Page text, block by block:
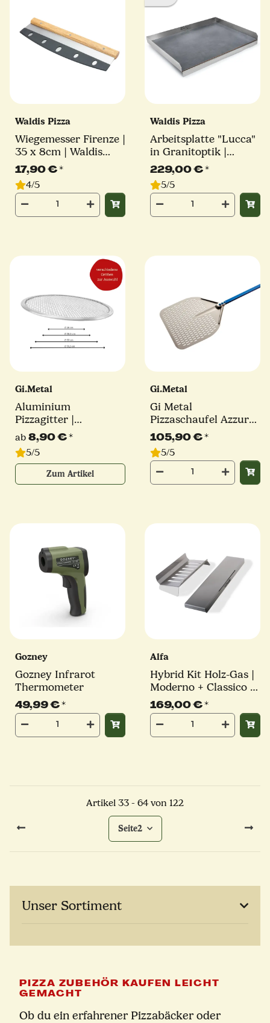
Waldis Pizza
Wiegemesser Firenze |
35 x 8cm | Waldis
Pizza
17,90 €*
4/5
Waldis Pizza
Arbeitsplatte "Lucca"
in Granitoptik |
68,5cm x 49,5cm |
Waldis Pizza
229,00 €*
5/5
Gi.Metal
Aluminium
Pizzagitter |
verschiedene Größen
ab 8,90 €*
5/5
Zum Artikel
Gi.Metal
Gi Metal
Pizzaschaufel Azzurra
| Ø 30 cm | Stiel 60
cm | eckig
105,90 €*
5/5
Gozney
Gozney Infrarot
Thermometer
49,99 €*
Alfa
Hybrid Kit Holz-Gas |
Moderno + Classico 2
Pizza | Alfa Forni
169,00 €*
Artikel 33 - 64 von 122
Seite2
Unser Sortiment
PIZZA ZUBEHÖR KAUFEN LEICHT
GEMACHT
Ob du ein erfahrener Pizzabäcker oder